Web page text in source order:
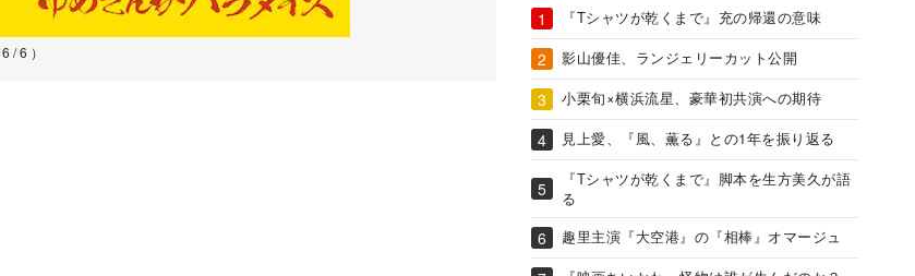
/ 6 ）
『Tシャツが乾くまで』充の帰還の意味
影山優佳、ランジェリーカット公開
小栗旬×横浜流星、豪華初共演への期待
見上愛、『風、薫る』との1年を振り返る
『Tシャツが乾くまで』脚本を生方美久が語
る
趣里主演『大空港』の『相棒』オマージュ